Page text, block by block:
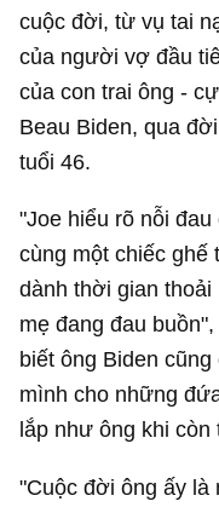
cuộc đời, từ vụ tai
của người vợ đầu
của con trai ông -
Beau Biden, qua
tuổi 46.
"Joe hiểu rõ nỗi
cùng một chiếc ghế
dành thời gian
mẹ đang đau
biết ông Biden
mình cho những
lắp như ông khi còn
"Cuộc đời ông ấy là